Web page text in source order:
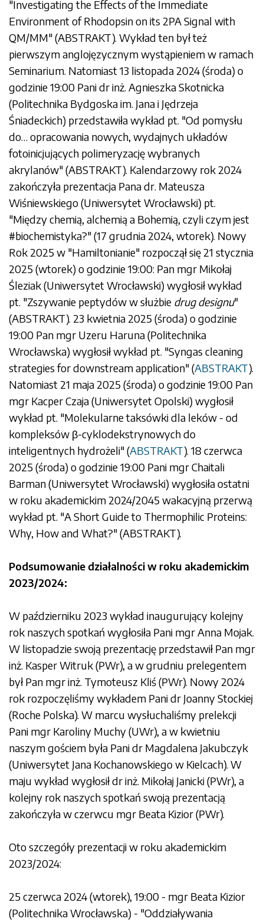
"Investigating the Effects of the Immediate
Environment of Rhodopsin on its 2PA Signal with
QM/MM" (ABSTRAKT). Wykład ten był też
pierwszym anglojęzycznymwystąpieniem w ramach
Seminarium. Natomiast 13 listopada 2024 (środa) o
godzinie 19:00 Pani dr inż. Agnieszka Skotnicka
(Politechnika Bydgoska im. Jana i Jędrzeja
Śniadeckich) przedstawiła wykład pt. "Od pomysłu
do… opracowania nowych, wydajnych układów
fotoinicjujących polimeryzację wybranych
akrylanów" (ABSTRAKT). Kalendarzowy rok 2024
zakończyła prezentacja Pana dr. Mateusza
Wiśniewskiego (Uniwersytet Wrocławski) pt.
"Między chemią, alchemią a Bohemią, czyli czym jest
#biochemistyka?" (17 grudnia 2024, wtorek). Nowy
Rok 2025 w "Hamiltonianie" rozpoczął się 21 stycznia
2025 (wtorek) o godzinie 19:00: Pan mgr Mikołaj
Śleziak (Uniwersytet Wrocławski) wygłosił wykład
pt. "Zszywanie peptydów w służbie drug designu"
(ABSTRAKT). 23 kwietnia 2025 (środa) o godzinie
19:00 Pan mgr Uzeru Haruna (Politechnika
Wrocławska) wygłosił wykład pt. "Syngas cleaning
strategies for downstream application" (ABSTRAKT).
Natomiast 21 maja 2025 (środa) o godzinie 19:00 Pan
mgr Kacper Czaja (Uniwersytet Opolski) wygłosił
wykład pt. "Molekularne taksówki dla leków - od
kompleksów β-cyklodekstrynowych do
inteligentnych hydrożeli" (ABSTRAKT). 18 czerwca
2025 (środa) o godzinie 19:00 Pani mgr Chaitali
Barman (Uniwersytet Wrocławski) wygłosiła ostatni
w roku akademickim 2024/2045 wakacyjną przerwą
wykład pt. "A Short Guide to Thermophilic Proteins:
Why, How and What?" (ABSTRAKT).
Podsumowanie działalności w roku akademickim
2023/2024:
W październiku 2023 wykład inaugurujący kolejny
rok naszych spotkań wygłosiła Pani mgr Anna Mojak.
W listopadzie swoją prezentację przedstawił Pan mgr
inż. Kasper Witruk (PWr), a w grudniu prelegentem
był Pan mgr inż. Tymoteusz Kliś (PWr). Nowy 2024
rok rozpoczęliśmy wykładem Pani dr Joanny Stockiej
(Roche Polska). W marcu wysłuchaliśmy prelekcji
Pani mgr Karoliny Muchy (UWr), a w kwietniu
naszym gościem była Pani dr Magdalena Jakubczyk
(Uniwersytet Jana Kochanowskiego w Kielcach). W
maju wykład wygłosił dr inż. Mikołaj Janicki (PWr), a
kolejny rok naszych spotkań swoją prezentacją
zakończyła w czerwcu mgr Beata Kizior (PWr).
Oto szczegóły prezentacji w roku akademickim
2023/2024:
25 czerwca 2024 (wtorek), 19:00 - mgr Beata Kizior
(Politechnika Wrocławska) - "Oddziaływania